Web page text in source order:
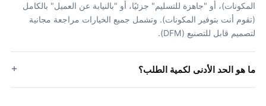
المكونات)، أو "جاهزة للتسليم" جزئيًا، أو "بالنيابة عن العميل" بالكامل
(تقوم أنت بتوفير المكونات). وتشمل جميع الخيارات مراجعة مجانية
لتصميم قابل للتصنيع (DFM).
ما هو الحد الأدنى لكمية الطلب؟